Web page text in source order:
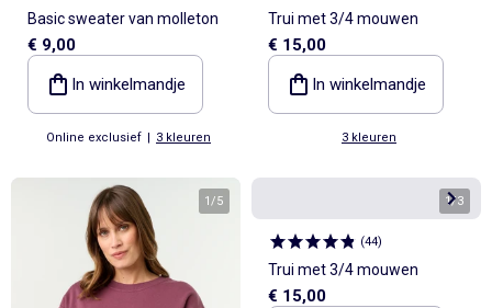
Basic sweater van molleton
€ 9,00
In winkelmandje
Online exclusief | 3 kleuren
Trui met 3/4 mouwen
€ 15,00
In winkelmandje
3 kleuren
1/5 1/3
(44)
Trui met 3/4 mouwen
€ 15,00